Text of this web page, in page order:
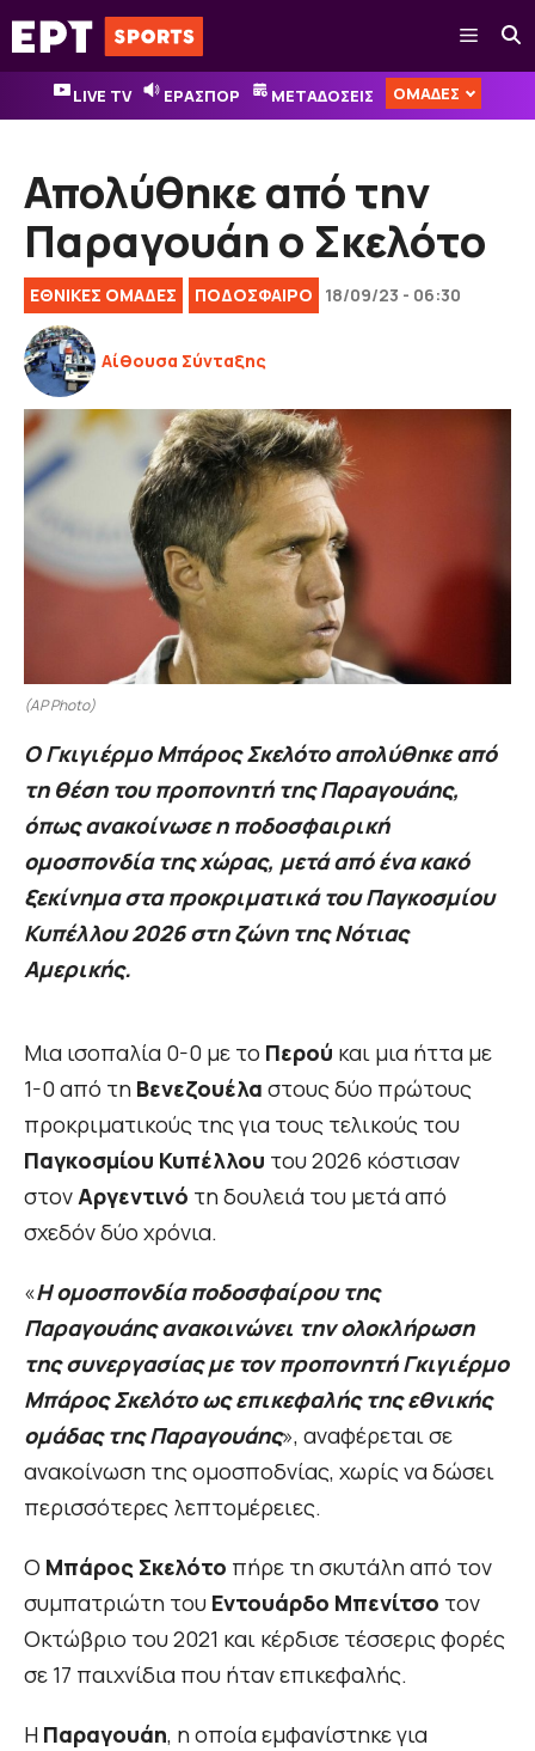
Μετάβαση
σε
περιεχόμενο
Μενού
LIVE TV ΕΡΑΣΠΟΡ ΜΕΤΑΔΟΣΕΙΣ ΟΜΑΔΕΣ
Απολύθηκε από την
Παραγουάη ο Σκελότο
ΕΘΝΙΚΈΣ ΟΜΆΔΕΣ ΠΟΔΟΣΦΑΙΡΟ 18/09/23 - 06:30
Αίθουσα Σύνταξης
(AP Photo)
Ο Γκιγιέρμο Μπάρος Σκελότο απολύθηκε από
τη θέση του προπονητή της Παραγουάης,
όπως ανακοίνωσε η ποδοσφαιρική
ομοσπονδία της χώρας, μετά από ένα κακό
ξεκίνημα στα προκριματικά του Παγκοσμίου
Κυπέλλου 2026 στη ζώνη της Νότιας
Αμερικής.
Μια ισοπαλία 0-0 με το Περού και μια ήττα με
1-0 από τη Βενεζουέλα στους δύο πρώτους
προκριματικούς της για τους τελικούς του
Παγκοσμίου Κυπέλλου του 2026 κόστισαν
στονΑργεντινό τη δουλειά του μετά από
σχεδόν δύο χρόνια.
«Η ομοσπονδία ποδοσφαίρου της
Παραγουάης ανακοινώνει την ολοκλήρωση
της συνεργασίας με τον προπονητή Γκιγιέρμο
Μπάρος Σκελότο ως επικεφαλής της εθνικής
ομάδας της Παραγουάης», αναφέρεται σε
ανακοίνωση της ομοσποδνίας, χωρίς να δώσει
περισσότερες λεπτομέρειες.
Ο Μπάρος Σκελότο πήρε τη σκυτάλη από τον
συμπατριώτη του Εντουάρδο Μπενίτσο τον
Οκτώβριο του 2021 και κέρδισε τέσσερις φορές
σε 17 παιχνίδια που ήταν επικεφαλής.
Η Παραγουάη, η οποία εμφανίστηκε για